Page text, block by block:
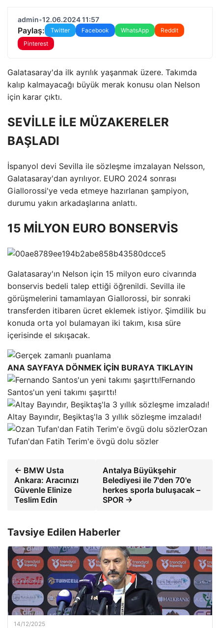
admin•12.06.2024 11:57
Paylaş: Twitter Facebook WhatsApp
Reddit
Pinterest
Galatasaray'da ilk ayrılık yaşanmak üzere. Takımda
kalıp kalmayacağı büyük merak konusu olan Nelson
için karar çıktı.
SEVİLLE İLE MÜZAKERELER
BAŞLADI
İspanyol devi Sevilla ile sözleşme imzalayan Nelsson,
Galatasaray'dan ayrılıyor. EURO 2024 sonrası
Giallorossi'ye veda etmeye hazırlanan şampiyon,
durumu yakın arkadaşlarına anlattı.
15 MİLYON EURO BONSERVİS
Galatasaray'ın Nelson için 15 milyon euro civarında
bonservis bedeli talep ettiği öğrenildi. Sevilla ile
görüşmelerini tamamlayan Giallorossi, bir sonraki
transferden itibaren ücret eklemek istiyor. Şimdilik bu
konuda orta yol bulamayan iki takım, kısa süre
içerisinde el sıkışacak.
ANA SAYFAYA DÖNMEK İÇİN BURAYA TIKLAYIN
Fernando
Santos'un yeni takımı şaşırttı!
Altay Bayındır, Beşiktaş'la 3 yıllık sözleşme imzaladı!
Ozan
Tufan'dan Fatih Terim'e övgü dolu sözler
← BMW Usta
Ankara: Aracınızı
Güvenle Elinize
Teslim Edin
Antalya Büyükşehir
Belediyesi ile 7'den 70'e
herkes sporla buluşacak –
SPOR →
Tavsiye Edilen Haberler
14/12/2025